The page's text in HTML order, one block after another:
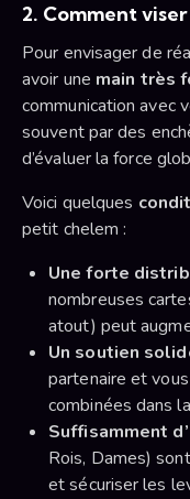
2. Comment
Pour envisager de
avoir une main très
communication avec
souvent par des
d’évaluer la force
Voici quelques
petit chelem :
Une forte
nombreuses
atout) peut
Un soutien
partenaire et
combinées dans
Suffisamment
Rois, Dames)
et sécuriser les